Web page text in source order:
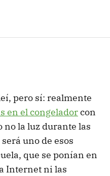
pero sí: realmente
en el congeladorcon
no la luz durante las
uno de esos
que se ponían en
Internet ni las